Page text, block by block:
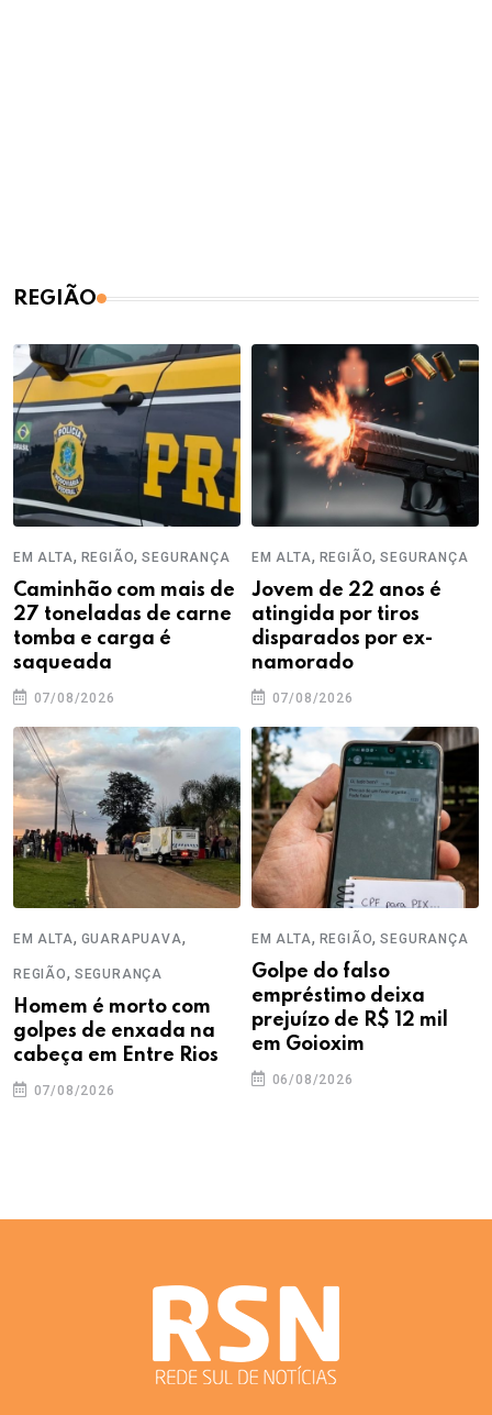
REGIÃO
EM ALTA, REGIÃO,SEGURANÇA
Caminhão com mais de
27 toneladas de carne
tomba e carga é
saqueada
07/08/2026
EM ALTA, REGIÃO,SEGURANÇA
Jovem de 22 anos é
atingida por tiros
disparados por ex-
namorado
07/08/2026
EM ALTA, GUARAPUAVA,
REGIÃO, SEGURANÇA
Homem é morto com
golpes de enxada na
cabeça em Entre Rios
07/08/2026
EM ALTA, REGIÃO,SEGURANÇA
Golpe do falso
empréstimo deixa
prejuízo de R$ 12 mil
em Goioxim
06/08/2026